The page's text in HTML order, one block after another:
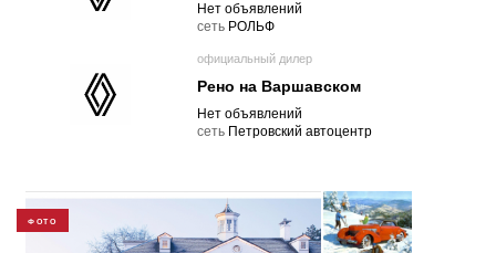
Нет объявлений
cеть РОЛЬФ
официальный дилер
Рено на Варшавском
Нет объявлений
cеть Петровский автоцентр
ФОТО